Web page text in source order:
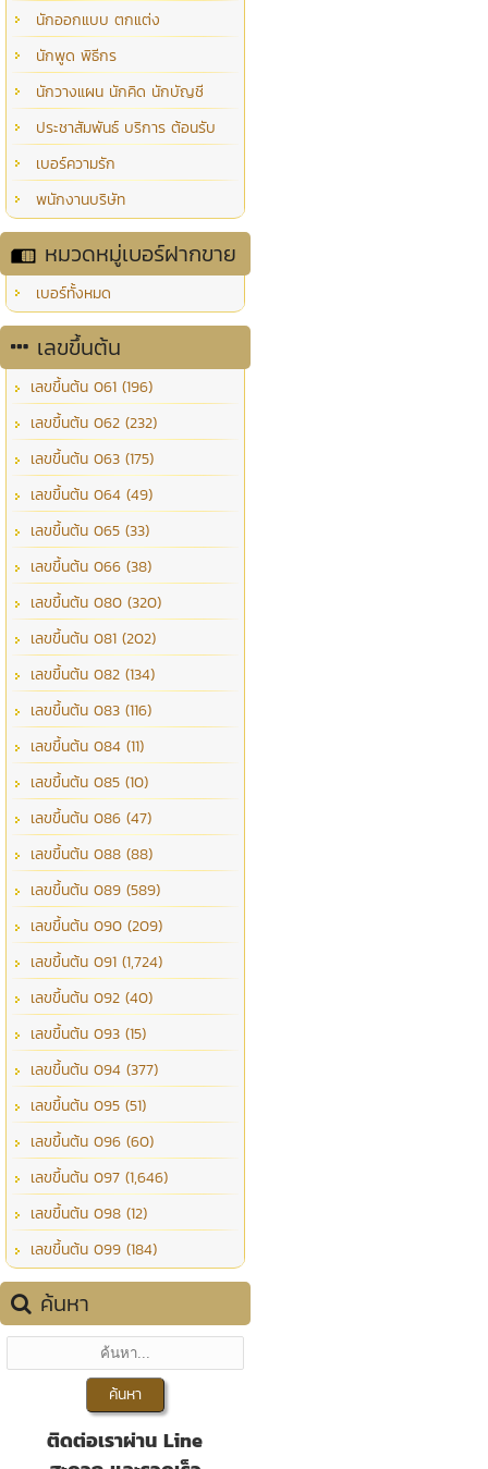
นักออกแบบ ตกแต่ง
นักพูด พิธีกร
นักวางแผน นักคิด นักบัญชี
ประชาสัมพันธ์ บริการ ต้อนรับ
เบอร์ความรัก
พนักงานบริษัท
หมวดหมู่เบอร์ฝากขาย
เบอร์ทั้งหมด
เลขขึ้นต้น
เลขขึ้นต้น 061 (196)
เลขขึ้นต้น 062 (232)
เลขขึ้นต้น 063 (175)
เลขขึ้นต้น 064 (49)
เลขขึ้นต้น 065 (33)
เลขขึ้นต้น 066 (38)
เลขขึ้นต้น 080 (320)
เลขขึ้นต้น 081 (202)
เลขขึ้นต้น 082 (134)
เลขขึ้นต้น 083 (116)
เลขขึ้นต้น 084 (11)
เลขขึ้นต้น 085 (10)
เลขขึ้นต้น 086 (47)
เลขขึ้นต้น 088 (88)
เลขขึ้นต้น 089 (589)
เลขขึ้นต้น 090 (209)
เลขขึ้นต้น 091 (1,724)
เลขขึ้นต้น 092 (40)
เลขขึ้นต้น 093 (15)
เลขขึ้นต้น 094 (377)
เลขขึ้นต้น 095 (51)
เลขขึ้นต้น 096 (60)
เลขขึ้นต้น 097 (1,646)
เลขขึ้นต้น 098 (12)
เลขขึ้นต้น 099 (184)
ค้นหา
ติดต่อเราผ่าน Line